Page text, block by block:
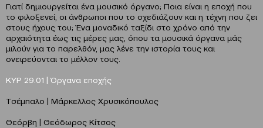
Γιατί δημιουργείται ένα μουσικό όργανο; Ποια είναι η εποχή που
το φιλοξενεί, οι άνθρωποι που το σχεδιάζουν και η τέχνη που ζει
στους ήχους του; Ένα μοναδικό ταξίδι στο χρόνο από την
αρχαιότητα έως τις μέρες μας, όπου τα μουσικά όργανα μάς
μιλούν για το παρελθόν, μας λένε την ιστορία τους και
ονειρεύονται το μέλλον τους.
ΚΥΡ 29.01 |Όργανα εποχής
Τσέμπαλο | Μάρκελλος Χρυσικόπουλος
Θεόρβη | Θεόδωρος Κίτσος